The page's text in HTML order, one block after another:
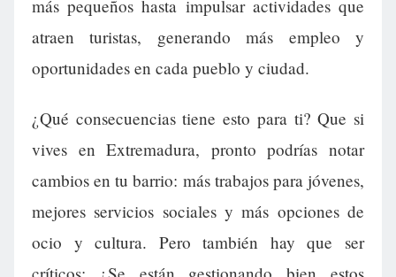
más pequeños hasta impulsar actividades que
atraen turistas, generando más empleo y
oportunidades en cada pueblo y ciudad.
¿Qué consecuencias tiene esto para ti? Que si
vives en Extremadura, pronto podrías notar
cambios en tu barrio: más trabajos para jóvenes,
mejores servicios sociales y más opciones de
ocio y cultura. Pero también hay que ser